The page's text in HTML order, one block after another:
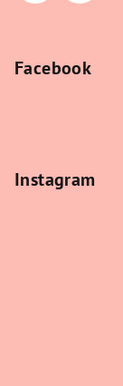
Facebook
Instagram